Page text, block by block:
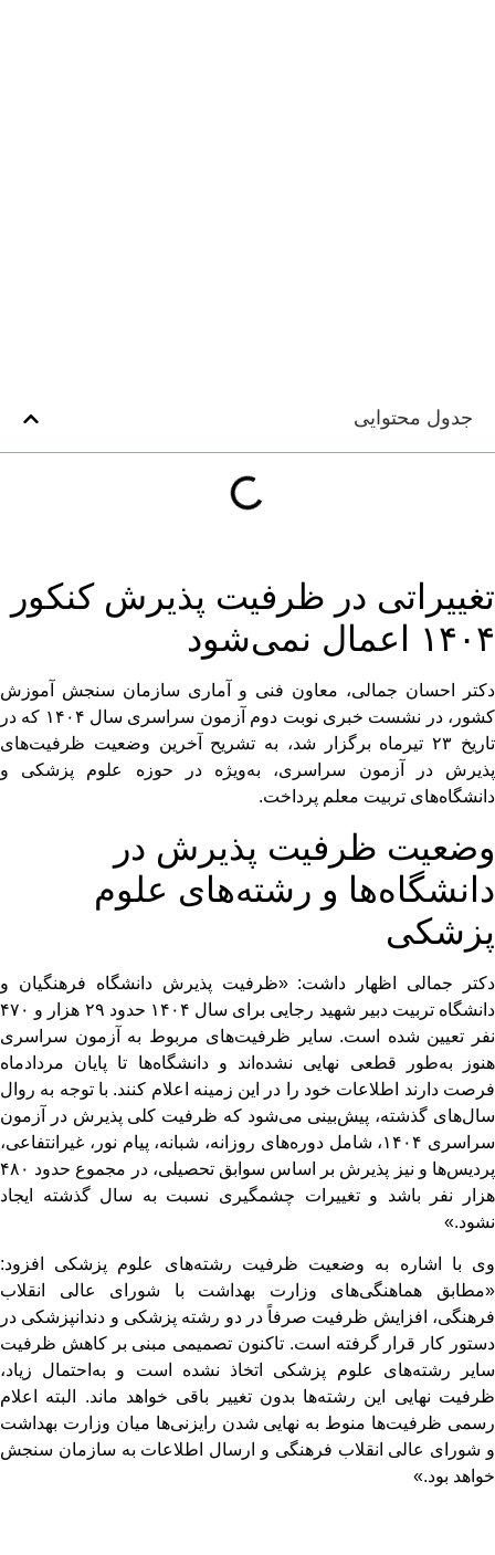
جدول محتوایی
تغییراتی در ظرفیت پذیرش کنکور
۱۴۰۴ اعمال نمی‌شود
دکتر احسان جمالی، معاون فنی و آماری سازمان سنجش آموزش
کشور، در نشست خبری نوبت دوم آزمون سراسری سال ۱۴۰۴ که در
تاریخ ۲۳ تیرماه برگزار شد، به تشریح آخرین وضعیت ظرفیت‌های
پذیرش در آزمون سراسری، به‌ویژه در حوزه علوم پزشکی و
دانشگاه‌های تربیت معلم پرداخت.
وضعیت ظرفیت پذیرش در
دانشگاه‌ها و رشته‌های علوم
پزشکی
دکتر جمالی اظهار داشت: «ظرفیت پذیرش دانشگاه فرهنگیان و
دانشگاه تربیت دبیر شهید رجایی برای سال ۱۴۰۴ حدود ۲۹ هزار و ۴۷۰
نفر تعیین شده است. سایر ظرفیت‌های مربوط به آزمون سراسری
هنوز به‌طور قطعی نهایی نشده‌اند و دانشگاه‌ها تا پایان مردادماه
فرصت دارند اطلاعات خود را در این زمینه اعلام کنند. با توجه به روال
سال‌های گذشته، پیش‌بینی می‌شود که ظرفیت کلی پذیرش در آزمون
سراسری ۱۴۰۴، شامل دوره‌های روزانه، شبانه، پیام نور، غیرانتفاعی،
پردیس‌ها و نیز پذیرش بر اساس سوابق تحصیلی، در مجموع حدود ۴۸۰
هزار نفر باشد و تغییرات چشمگیری نسبت به سال گذشته ایجاد
نشود.»
وی با اشاره به وضعیت ظرفیت رشته‌های علوم پزشکی افزود:
«مطابق هماهنگی‌های وزارت بهداشت با شورای عالی انقلاب
فرهنگی، افزایش ظرفیت صرفاً در دو رشته پزشکی و دندانپزشکی در
دستور کار قرار گرفته است. تاکنون تصمیمی مبنی بر کاهش ظرفیت
سایر رشته‌های علوم پزشکی اتخاذ نشده است و به‌احتمال زیاد،
ظرفیت نهایی این رشته‌ها بدون تغییر باقی خواهد ماند. البته اعلام
رسمی ظرفیت‌ها منوط به نهایی شدن رایزنی‌ها میان وزارت بهداشت
و شورای عالی انقلاب فرهنگی و ارسال اطلاعات به سازمان سنجش
خواهد بود.»